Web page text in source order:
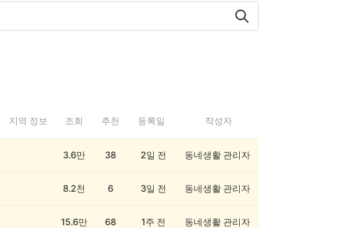
지역 정보 조회 추천 등록일 작성자
3.6만 38 2일 전 동네생활 관리자
8.2천 6 3일 전 동네생활 관리자
15.6만 68 1주 전 동네생활 관리자